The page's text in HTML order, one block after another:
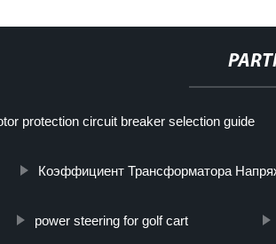
protection circuit breaker selection guide
Коэффициент Трансформатора
power steering for golf cart